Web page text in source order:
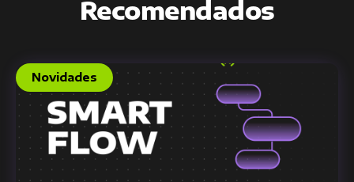
Recomendados
Novidades